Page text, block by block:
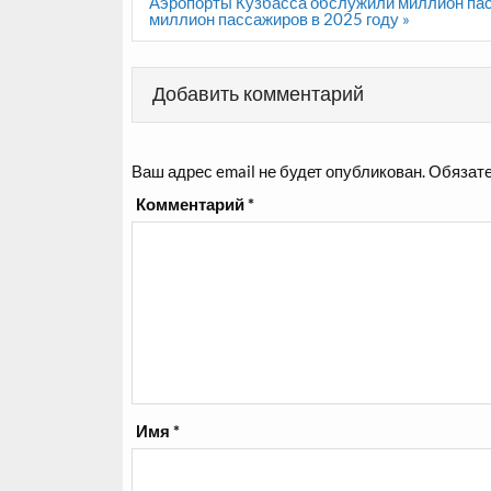
миллион пассажиров в 2025 году »
Добавить комментарий
Ваш адрес email не будет опубликован.
Комментарий*
Имя*